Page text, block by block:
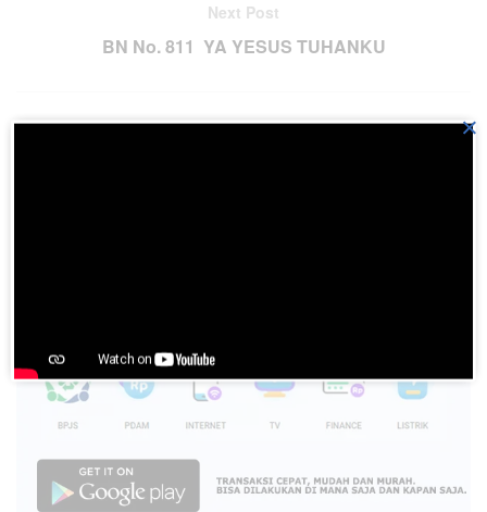
Next Post
BN No. 811 YA YESUS TUHANKU
×